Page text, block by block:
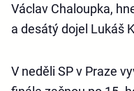
Václav Chaloupka,
a desátý dojel Lukáš
V neděli SP v Praze